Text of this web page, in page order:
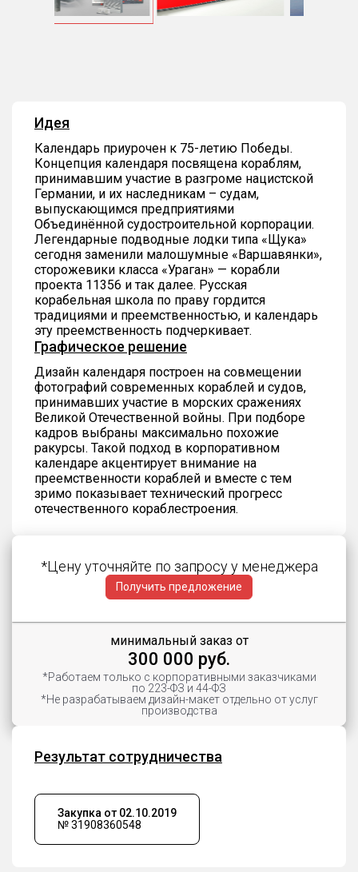
Идея
Календарь приурочен к 75-летию Победы.
Концепция календаря посвящена кораблям,
принимавшим участие в разгроме нацистской
Германии, и их наследникам – судам,
выпускающимся предприятиями
Объединённой судостроительной корпорации.
Легендарные подводные лодки типа «Щука»
сегодня заменили малошумные «Варшавянки»,
сторожевики класса «Ураган» — корабли
проекта 11356 и так далее. Русская
корабельная школа по праву гордится
традициями и преемственностью, и календарь
эту преемственность подчеркивает.
Графическое решение
Дизайн календаря построен на совмещении
фотографий современных кораблей и судов,
принимавших участие в морских сражениях
Великой Отечественной войны. При подборе
кадров выбраны максимально похожие
ракурсы. Такой подход в корпоративном
календаре акцентирует внимание на
преемственности кораблей и вместе с тем
зримо показывает технический прогресс
отечественного кораблестроения.
*Цену уточняйте по запросу у менеджера
Получить предложение
минимальный заказ от
300 000 руб.
*Работаем только с корпоративными заказчиками
по 223-ФЗ и 44-ФЗ
*Не разрабатываем дизайн-макет отдельно от услуг
производства
Результат сотрудничества
Закупка от 02.10.2019
№ 31908360548